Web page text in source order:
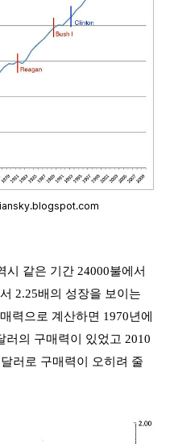
시 같은 기간 24000불에서
2.25배의 성장을 보이는
력으로 계산하면 1970년에
러의 구매력이 있었고 2010
달러로 구매력이 오히려 줄